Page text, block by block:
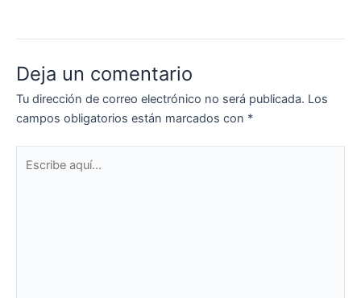
Deja un comentario
Tu dirección de correo electrónico no será publicada. Los
campos obligatorios están marcados con *
aquí...